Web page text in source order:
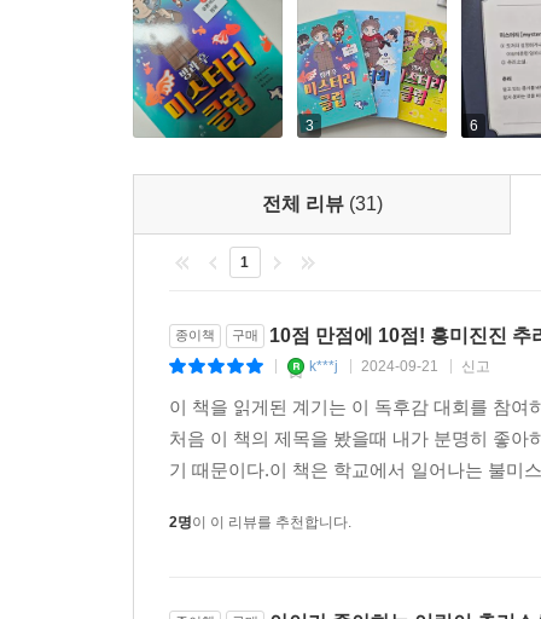
3 6
전체 리뷰 (31)
1
종이책 구매 10점 만점에 10점! 흥미진진 추
k***j 2024-09-21 신고
이 책을 읽게된 계기는 이 독후감 대회를 참
처음 이 책의 제목을 봤을때 내가 분명히 좋
기 때문이다.이 책은 학교에서 일어나는 불미
2명이 이 리뷰를 추천합니다.